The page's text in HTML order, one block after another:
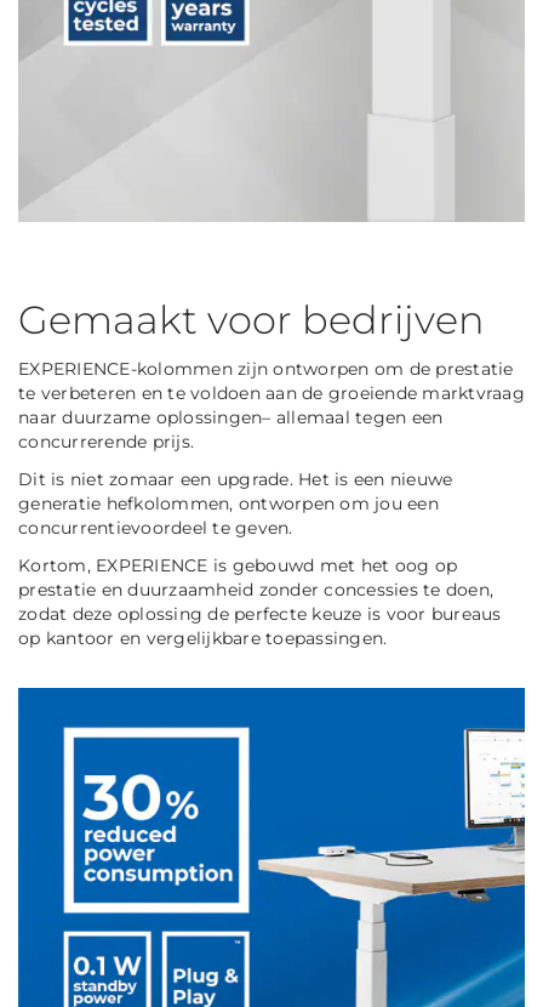
Gemaakt voor bedrijven
EXPERIENCE-kolommen zijn ontworpen om de prestatie
te verbeteren en te voldoen aan de groeiende marktvraag
naar duurzame oplossingen– allemaal tegen een
concurrerende prijs.
Dit is niet zomaar een upgrade. Het is een nieuwe
generatie hefkolommen, ontworpen om jou een
concurrentievoordeel te geven.
Kortom, EXPERIENCE is gebouwd met het oog op
prestatie en duurzaamheid zonder concessies te doen,
zodat deze oplossing de perfecte keuze is voor bureaus
op kantoor en vergelijkbare toepassingen.